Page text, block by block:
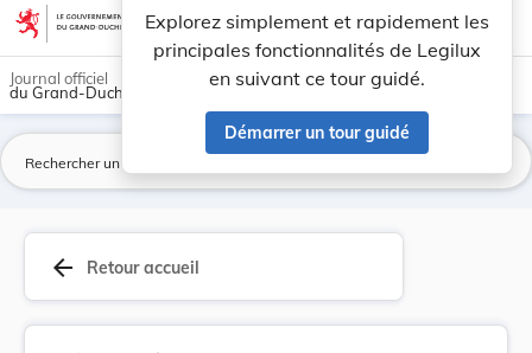
Aller au contenu account_circle help Aide
Explorez simplement et rapidement les
principales fonctionnalités de Legilux
en suivant ce tour guidé.
Démarrer un tour guidé
light_mode dark_mode
Journal officiel
du Grand-Duché de Luxembourg
arrow_back Retour accueil